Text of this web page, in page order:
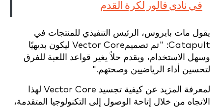
في نادي فالور لكرة القدم
يقول مات بايروس، الرئيس التنفيذي للمنتجات في
Catapult: "تم تصميمVector Core ليكون بديهيًا
وسهل الاستخدام، ويقدم حلاً يغير قواعد اللعبة للفرق
لتحسين أداء الرياضيين وصحتهم."
لمعرفة المزيد عن كيفية تجسيد Vector Core لهذا
الاتجاه من خلال إتاحة الوصول إلى التكنولوجيا المتقدمة،